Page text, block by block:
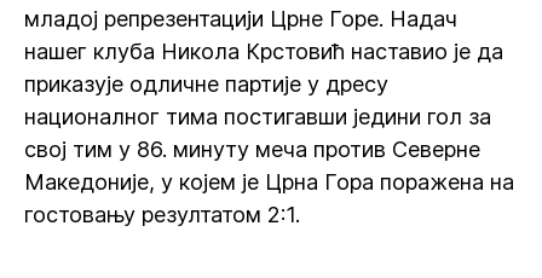
младој репрезентацији Црне Горе. Надач
нашег клуба Никола Крстовић наставио је да
приказује одличне партије у дресу
националног тима постигавши једини гол за
свој тим у 86. минуту меча против Северне
Македоније, у којем је Црна Гора поражена на
гостовању резултатом 2:1.